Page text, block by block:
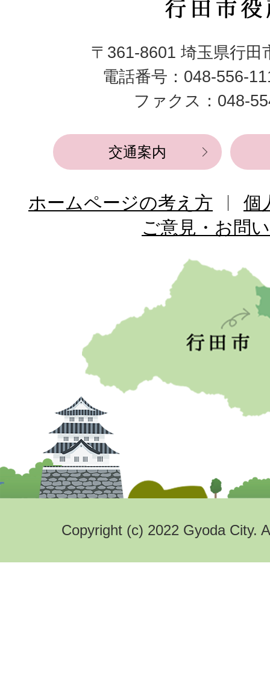
行
市
役
所
〒361-8601 埼玉県行田
電話番号：048-556-
ファクス：048-
交通案内
ホームページの考え方
個
ご意見・お問
Copyright (c) 2022 Gyoda City.